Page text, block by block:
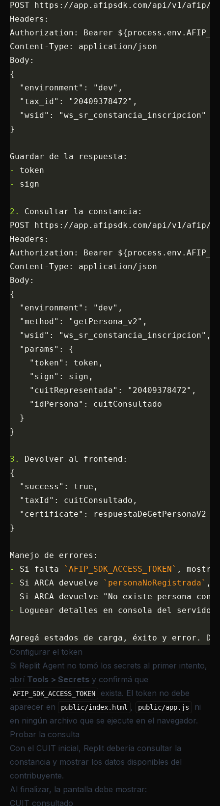
POST https://app.afipsdk.com/api/v1/afip/
Headers:
Authorization: Bearer
Content-Type: application/json
Body:
{
  "environment": "dev",
  "tax_id": "20409378472",
  "wsid": "ws_sr_constancia_inscripcion"
}
Guardar de la respuesta:
-
token
-
sign
2.
Consultar la constancia:
POST https://app.afipsdk.com/api/v1/afip/
Headers:
Authorization: Bearer
Content-Type: application/json
Body:
{
  "environment": "dev",
  "method": "getPersona_v2",
  "wsid": "ws_sr_constancia_inscripcion",
  "params": {
    "token": token,
    "sign": sign,
    "cuitRepresentada": "20409378472",
    "idPersona": cuitConsultado
  }
}
3.
Devolver al frontend:
{
  "success": true,
  "taxId": cuitConsultado,
  "certificate": respuestaDeGetPersonaV2
}
Manejo de errores:
-
Si falta `AFIP_SDK_ACCESS_TOKEN` ,
-
Si ARCA devuelve `personaNoRegistrada` ,
-
Si ARCA devuelve "No existe persona
-
Loguear detalles en consola del
Agregá estados de carga, éxito y error.
Configurar el token
Si Replit Agent no tomó los secrets al primer intento,
abrí Tools > Secrets y confirmá que
AFIP_SDK_ACCESS_TOKEN
exista. El token no debe
aparecer en
public/index.html , public/app.js
ni
en ningún archivo que se ejecute en el navegador.
Probar la consulta
Con el CUIT inicial, Replit debería consultar la
constancia y mostrar los datos disponibles del
contribuyente.
Al finalizar, la pantalla debe mostrar:
CUIT consultado